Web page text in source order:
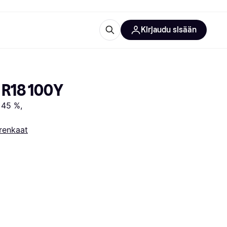
Kirjaudu sisään
100Y
%,